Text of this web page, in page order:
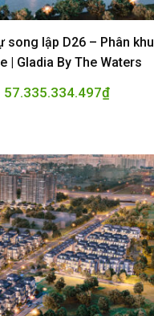
song lập D26 – Phân khu
| Gladia By The Waters
57.335.334.497₫